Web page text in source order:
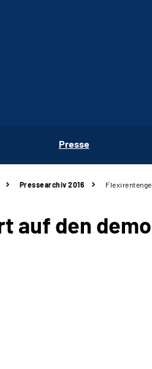
Presse
Pressearchiv 2016
auf den